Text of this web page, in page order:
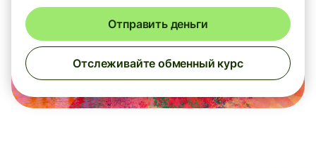
Отправить деньги
Отслеживайте обменный курс